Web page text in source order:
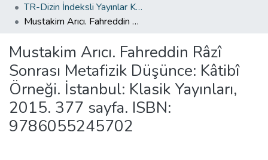
TR-Dizin İndeksli Yayınlar Koleksiyonu
Mustakim Arıcı. Fahreddin Râzî Sonrası Metafizik Düşünce: Kâtibî Örneği. İstanbul: Klasik Yayınları, 2015. 377 sayfa. ISBN: 9786055245702
Mustakim Arıcı. Fahreddin Râzî
Sonrası Metafizik Düşünce: Kâtibî
Örneği. İstanbul: Klasik Yayınları,
2015. 377 sayfa. ISBN:
9786055245702